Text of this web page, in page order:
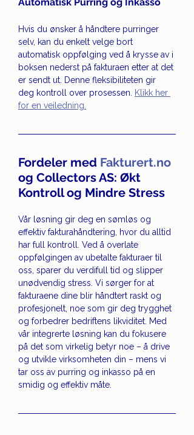
Automatisk Purring og Inkasso
Hvis du ønsker å håndtere purringer
selv, kan du enkelt velge bort
automatisk oppfølging ved å krysse av i
boksen nederst på fakturaen etter at det
er sendt ut. Denne fleksibiliteten gir
deg kontroll over prosessen. Klikk her
for en veiledning.
Fordeler med Fakturert.no
og Collectors AS: Økt
Kontroll og Mindre Stress
Vår løsning gir deg en sømløs og
effektiv fakturahåndtering, hvor du alltid
har full kontroll. Ved å overlate
oppfølgingen av ubetalte fakturaer til
oss, sparer du verdifull tid og slipper
unødvendig stress. Vi sørger for at
fakturaene dine blir håndtert raskt og
profesjonelt, noe som gir deg trygghet
og forbedrer bedriftens likviditet. Med
vår integrerte løsning kan du fokusere
på det som virkelig betyr noe – å drive
og utvikle virksomheten din – mens vi
tar oss av purring og inkasso på en
smidig og effektiv måte.